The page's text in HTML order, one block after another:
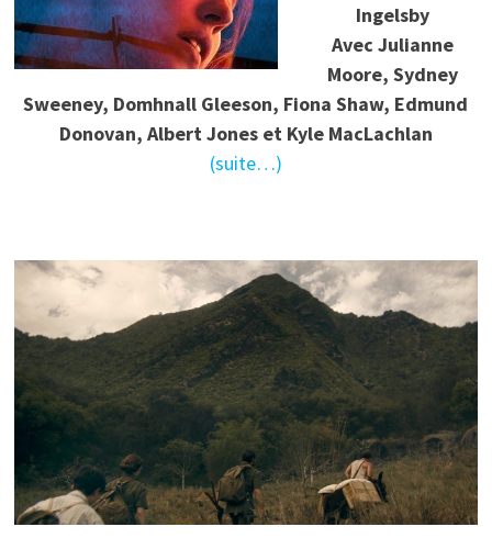
Ingelsby
Avec Julianne
Moore, Sydney
Sweeney, Domhnall Gleeson, Fiona Shaw, Edmund
Donovan, Albert Jones et Kyle MacLachlan
(suite…)